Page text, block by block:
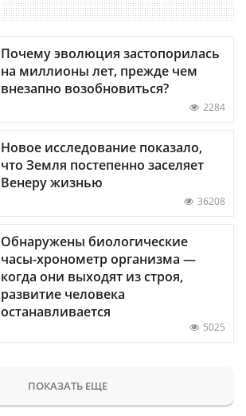
Почему эволюция застопорилась
на миллионы лет, прежде чем
внезапно возобновиться?
2284
Новое исследование показало,
что Земля постепенно заселяет
Венеру жизнью
36208
Обнаружены биологические
часы-хронометр организма —
когда они выходят из строя,
развитие человека
останавливается
5025
ПОКАЗАТЬ ЕЩЕ